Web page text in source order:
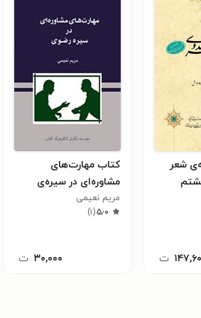
شعر
ت
کتاب مهارت‌های
مشاوره‌ای در سیره‌ی
رضوی
مریم نعیمی
۵٫۰(۱)
۳۰,۰۰۰ ت